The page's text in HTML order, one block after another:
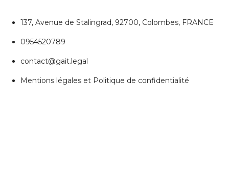
137, Avenue de Stalingrad, 92700, Colombes, FRANCE
0954520789
contact@gait.legal
Mentions légales et Politique de confidentialité